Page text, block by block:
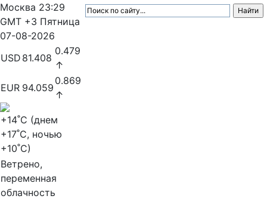
Москва 23:29
GMT +3 Пятница
07-08-2026
USD 81.408
0.479
↑
EUR 94.059
0.869
↑
+14˚C (днем
+17˚C, ночью
+10˚C)
Ветрено,
переменная
облачность